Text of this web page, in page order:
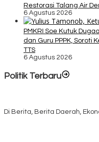
Restorasi Talang Air
6 Agustus 2026
PMKRI Soe Kutuk
dan Guru PPPK, Soroti
TTS
6 Agustus 2026
Politik Terbaru
Di Berita, Berita Daerah,